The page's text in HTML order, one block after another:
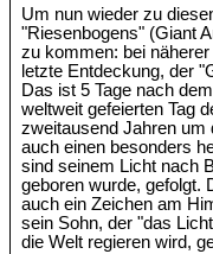
Um nun wieder zu
"Riesenbogens" (Giant
zu kommen: bei
letzte Entdeckung, der
Das ist 5 Tage nach
weltweit gefeierten Tag
zweitausend Jahren um
auch einen besonders
sind seinem Licht nach
geboren wurde, gefolgt.
auch ein Zeichen am
sein Sohn, der "das
die Welt regieren wird,